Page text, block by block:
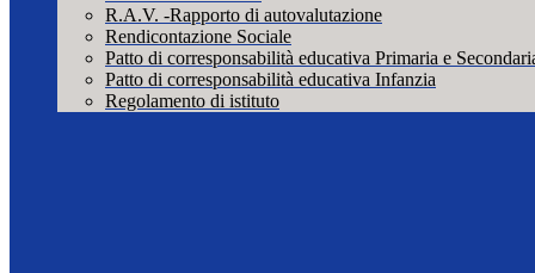
R.A.V. -Rapporto di autovalutazione
Rendicontazione Sociale
Patto di corresponsabilità educativa Primaria e
Patto di corresponsabilità educativa Infanzia
Regolamento di istituto